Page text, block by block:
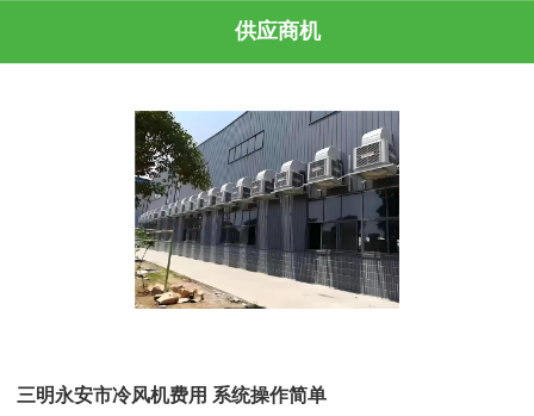
供应商机
三明永安市冷风机费用 系统操作简单